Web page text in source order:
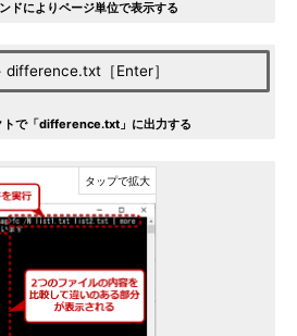
ドによりページ単位で表示する
［Enter］
トで「difference.txt」に出力する